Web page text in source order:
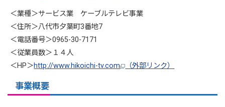
＜業種＞サービス業 ケーブルテレビ事業
＜住所＞八代市夕葉町3番地7
＜電話番号＞0965-30-7171
＜従業員数＞１４人
＜HP＞http://www.hikoichi-tv.com （外部リンク）
事業概要